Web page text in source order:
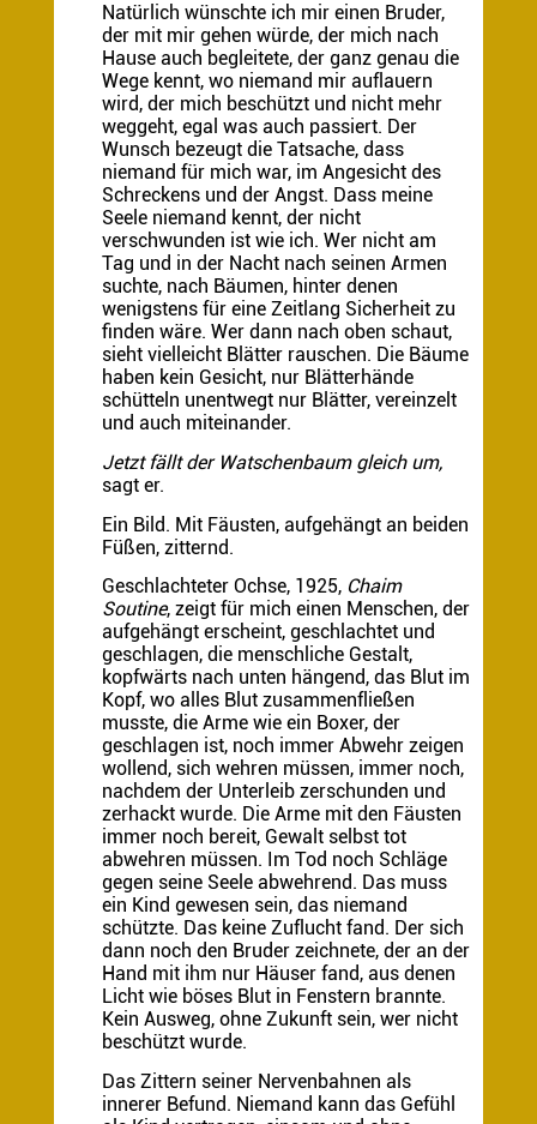
Natürlich wünschte ich mir einen Bruder,
der mit mir gehen würde, der mich nach
Hause auch begleitete, der ganz genau die
Wege kennt, wo niemand mir auflauern
wird, der mich beschützt und nicht mehr
weggeht, egal was auch passiert. Der
Wunsch bezeugt die Tatsache, dass
niemand für mich war, im Angesicht des
Schreckens und der Angst. Dass meine
Seele niemand kennt, der nicht
verschwunden ist wie ich. Wer nicht am
Tag und in der Nacht nach seinen Armen
suchte, nach Bäumen, hinter denen
wenigstens für eine Zeitlang Sicherheit zu
finden wäre. Wer dann nach oben schaut,
sieht vielleicht Blätter rauschen. Die Bäume
haben kein Gesicht, nur Blätterhände
schütteln unentwegt nur Blätter, vereinzelt
und auch miteinander.
Jetzt fällt der Watschenbaum gleich um,
sagt er.
Ein Bild. Mit Fäusten, aufgehängt an beiden
Füßen, zitternd.
Geschlachteter Ochse, 1925, Chaim
Soutine, zeigt für mich einen Menschen, der
aufgehängt erscheint, geschlachtet und
geschlagen, die menschliche Gestalt,
kopfwärts nach unten hängend, das Blut im
Kopf, wo alles Blut zusammenfließen
musste, die Arme wie ein Boxer, der
geschlagen ist, noch immer Abwehr zeigen
wollend, sich wehren müssen, immer noch,
nachdem der Unterleib zerschunden und
zerhackt wurde. Die Arme mit den Fäusten
immer noch bereit, Gewalt selbst tot
abwehren müssen. Im Tod noch Schläge
gegen seine Seele abwehrend. Das muss
ein Kind gewesen sein, das niemand
schützte. Das keine Zuflucht fand. Der sich
dann noch den Bruder zeichnete, der an der
Hand mit ihm nur Häuser fand, aus denen
Licht wie böses Blut in Fenstern brannte.
Kein Ausweg, ohne Zukunft sein, wer nicht
beschützt wurde.
Das Zittern seiner Nervenbahnen als
innerer Befund. Niemand kann das Gefühl